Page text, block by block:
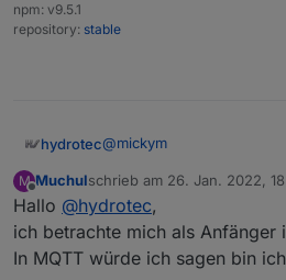
npm: v9.5.1
repository: stable
hydrotec@mickym
Damit ich eine
Adaptern erstellen kann,
selbst testen.
Wenn ich dazu noch
einem anderen Thread an
Das Thema MQTT ist so
gesagt noch nicht weiß,
oder in wieweit es Sinn
Aktuell tendiere ich in die
M
Offline
Muchulschrieb am 26. Jan. 2022,
zuletzt editiert von Muchul
Hallo @hydrotec,
ich betrachte mich als Anfänger
In MQTT würde ich sagen bin